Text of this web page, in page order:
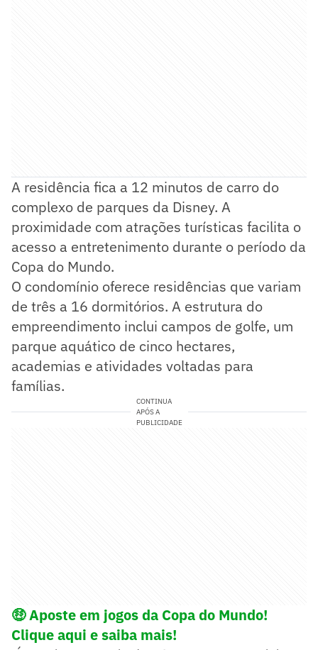
A residência fica a 12 minutos de carro do
complexo de parques da Disney. A
proximidade com atrações turísticas facilita o
acesso a entretenimento durante o período da
Copa do Mundo.
O condomínio oferece residências que variam
de três a 16 dormitórios. A estrutura do
empreendimento inclui campos de golfe, um
parque aquático de cinco hectares,
academias e atividades voltadas para
famílias.
CONTINUA
APÓS A
PUBLICIDADE
🤑Aposte em jogos da Copa do Mundo!
Clique aqui e saiba mais!